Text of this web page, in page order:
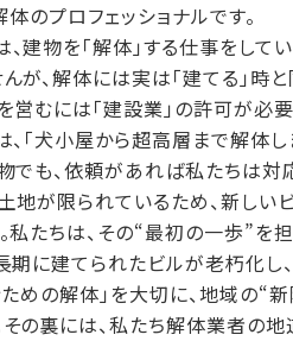
のプロフェッショナルです。
物を「解体」する仕事をしてい
が、解体には実は「建てる」時
営むには「建設業」の許可が必要
「犬小屋から超高層まで解体し
でも、依頼があれば私たちは対
地が限られているため、新し
私たちは、その“最初の一歩”
期に建てられたビルが老朽化し
ための解体」を大切に、地域の
の裏には、私たち解体業者の地